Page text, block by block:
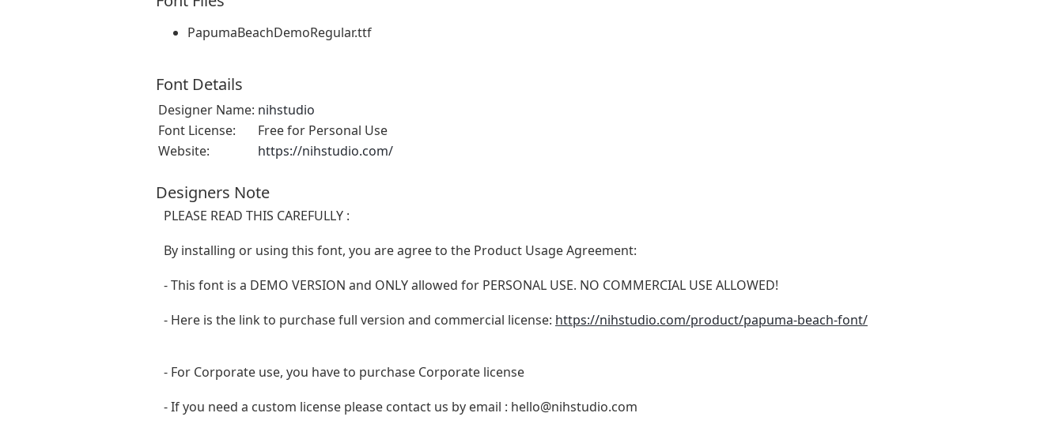
PapumaBeachDemoRegular.ttf
Font Details
Designer Name: nihstudio
Font License:
Free for Personal Use
Website:
https://nihstudio.com/
Designers Note
PLEASE READ THIS CAREFULLY :
By installing or using this font, you are agree to the Product Usage Agreement:
- This font is a DEMO VERSION and ONLY allowed for PERSONAL USE. NO COMMERCIAL USE ALLOWED!
- Here is the link to purchase full version and commercial license: https://nihstudio.com/product/papuma-beach-font/
- For Corporate use, you have to purchase Corporate license
- If you need a custom license please contact us by email : hello@nihstudio.com